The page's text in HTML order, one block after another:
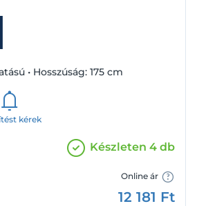
• Hosszúság: 175 cm
kérek
Készleten 4 db
Online ár
12 181 Ft